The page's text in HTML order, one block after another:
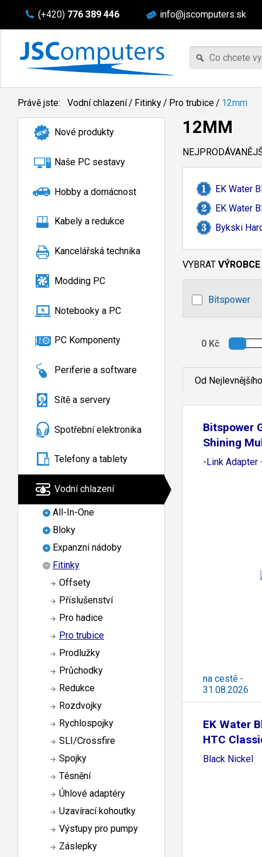
(+420) 776 389 446 info@jscomputers.sk
Právě jste: Vodní chlazení/ Fitinky/ Pro trubice/ 12mm
Nové produkty
Naše PC sestavy
Hobby a domácnost
Kabely a redukce
Kancelářská technika
Modding PC
Notebooky a PC
PC Komponenty
Periferie a software
Sítě a servery
Spotřební elektronika
Telefony a tablety
Vodní chlazení
All-In-One
Bloky
Expanzní nádoby
Fitinky
Offsety
Příslušenství
Pro hadice
Pro trubice
Prodlužky
Průchodky
Redukce
Rozdvojky
Rychlospojky
SLI/Crossfire
Spojky
Těsnění
Úhlové adaptéry
Uzavírací kohoutky
Výstupy pro pumpy
Záslepky
12MM
EK Water
EK Water
Bykski
VYBRAT VÝROBCE
Bitspower
Od Nejlevnějšího
Bitspower
Shining
-Link Adapter
na cestě -
31.08.2026
EK Water
HTC
Black Nickel